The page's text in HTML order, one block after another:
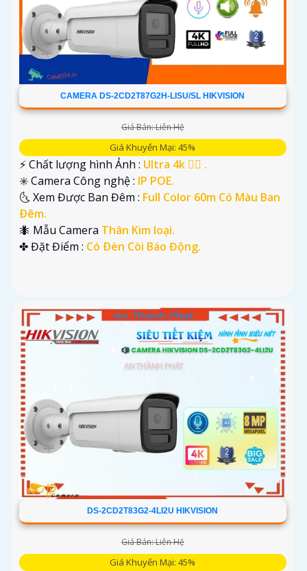
CAMERA DS-2CD2T87G2H-LISU/SL HIKVISION
Giá Bán: Liên Hệ
Giá Khuyến Mại: 45%
️⚡ Chất lượng hình Ảnh : Ultra 4k 👍🏾 .
✳️ Camera Công nghệ : IP POE.
🌜 Xem Được Ban Đêm : Full Color 60m Có Màu Ban
Ðêm.
🐜 Mẫu Camera Thân Kim loại.
️✤ Đặt Điểm : Có Ðèn Còi Báo Động.
DS-2CD2T83G2-4LI2U HIKVISION
Giá Bán: Liên Hệ
Giá Khuyến Mại: 45%